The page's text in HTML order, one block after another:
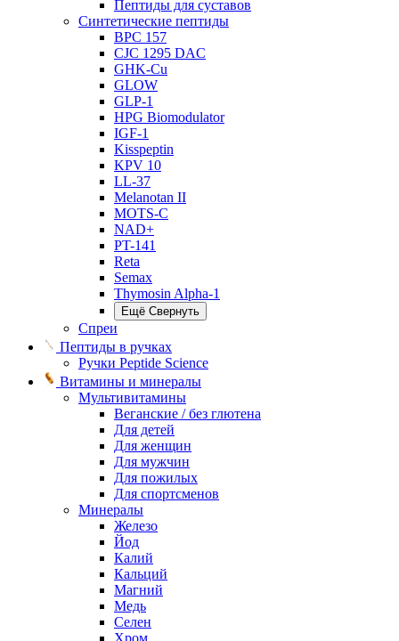
Пептиды для суставов
Синтетические пептиды
BPC 157
CJC 1295 DAC
GHK-Cu
GLOW
GLP-1
HPG Biomodulator
IGF-1
Kisspeptin
KPV 10
LL-37
Melanotan II
MOTS-C
NAD+
PT-141
Reta
Semax
Thymosin Alpha-1
Ещё Свернуть
Спреи
Пептиды в ручках
Ручки Peptide Science
Витамины и минералы
Мультивитамины
Веганские / без глютена
Для детей
Для женщин
Для мужчин
Для пожилых
Для спортсменов
Минералы
Железо
Йод
Калий
Кальций
Магний
Медь
Селен